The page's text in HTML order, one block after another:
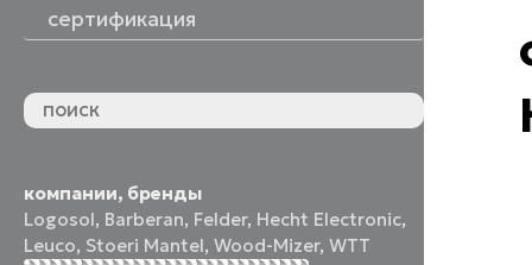
сертификация
компании, бренды
Logosol, Barberan, Felder, Hecht Electronic,
Leuco, Stoeri Mantel,Wood-Mizer,WTT